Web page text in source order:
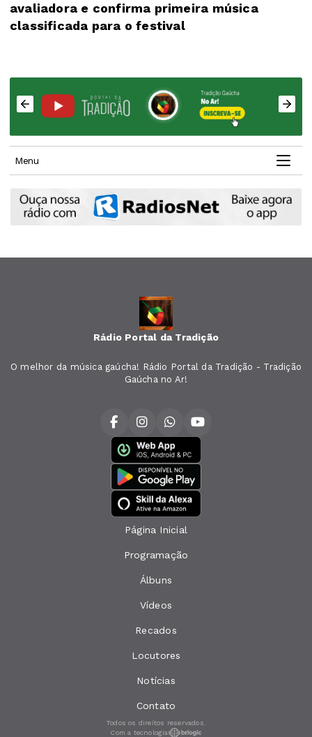
avaliadora e confirma primeira música
classificada para o festival
Menu
Rádio Portal da Tradição
O melhor da música gaúcha! Rádio Portal da Tradição - Tradição
Gaúcha no Ar!
Página Inicial
Programação
Álbuns
Vídeos
Recados
Locutores
Notícias
Contato
Todos os direitos reservados.
Com a tecnologia